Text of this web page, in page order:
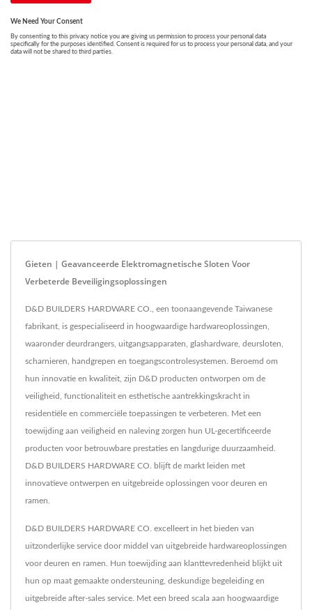
Gieten | Geavanceerde Elektromagnetische Sloten Voor
Verbeterde Beveiligingsoplossingen
D&D BUILDERS HARDWARE CO., een toonaangevende Taiwanese
fabrikant, is gespecialiseerd in hoogwaardige hardwareoplossingen,
waaronder deurdrangers, uitgangsapparaten, glashardware, deursloten,
scharnieren, handgrepen en toegangscontrolesystemen. Beroemd om
hun innovatie en kwaliteit, zijn D&D producten ontworpen om de
veiligheid, functionaliteit en esthetische aantrekkingskracht in
residentiële en commerciële toepassingen te verbeteren. Met een
toewijding aan veiligheid en naleving zorgen hun UL-gecertificeerde
producten voor betrouwbare prestaties en langdurige duurzaamheid.
D&D BUILDERS HARDWARE CO. blijft de markt leiden met
innovatieve ontwerpen en uitgebreide oplossingen voor deuren en
ramen.
D&D BUILDERS HARDWARE CO. excelleert in het bieden van
uitzonderlijke service door middel van uitgebreide hardwareoplossingen
voor deuren en ramen. Hun toewijding aan klanttevredenheid blijkt uit
hun op maat gemaakte ondersteuning, deskundige begeleiding en
uitgebreide after-sales service. Met een breed scala aan hoogwaardige